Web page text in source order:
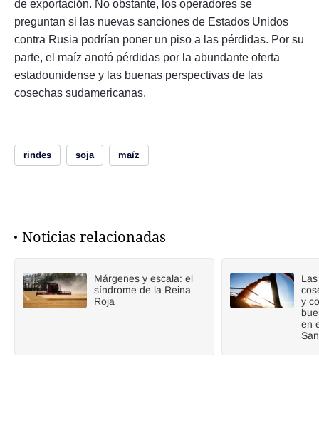
de exportación. No obstante, los operadores se
preguntan si las nuevas sanciones de Estados Unidos
contra Rusia podrían poner un piso a las pérdidas. Por su
parte, el maíz anotó pérdidas por la abundante oferta
estadounidense y las buenas perspectivas de las
cosechas sudamericanas.
rindes soja maíz
Noticias relacionadas
Márgenes y escala: el
síndrome de la Reina
Roja
y
en